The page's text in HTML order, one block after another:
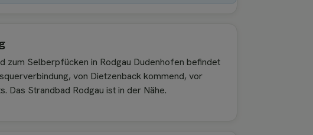
zum Selberpfücken in Rodgau Dudenhofen befindet
von Dietzenback kommend, vor
Das Strandbad Rodgau ist in der Nähe.